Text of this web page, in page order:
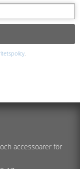
.
accessoarer för